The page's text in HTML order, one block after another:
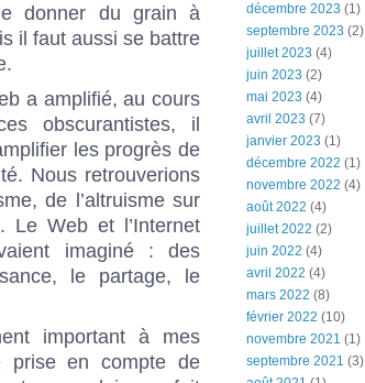
donner du grain à
il faut aussi se battre
a amplifié, au cours
obscurantistes, il
les progrès de
Nous retrouverions
de l’altruisme sur
Le Web et l’Internet
imaginé : des
le partage, le
important à mes
prise en compte de
décembre 2023 (1)
septembre 2023 (2)
juillet 2023 (4)
juin 2023 (2)
mai 2023 (4)
avril 2023 (7)
janvier 2023 (1)
décembre 2022 (1)
novembre 2022 (4)
août 2022 (4)
juillet 2022 (2)
juin 2022 (4)
avril 2022 (4)
mars 2022 (8)
février 2022 (10)
novembre 2021 (1)
septembre 2021 (3)